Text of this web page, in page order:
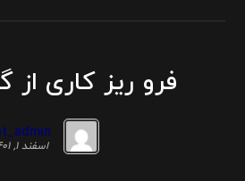
فرو ریز کاری از
اسفند ۱, ۱۴۰۱